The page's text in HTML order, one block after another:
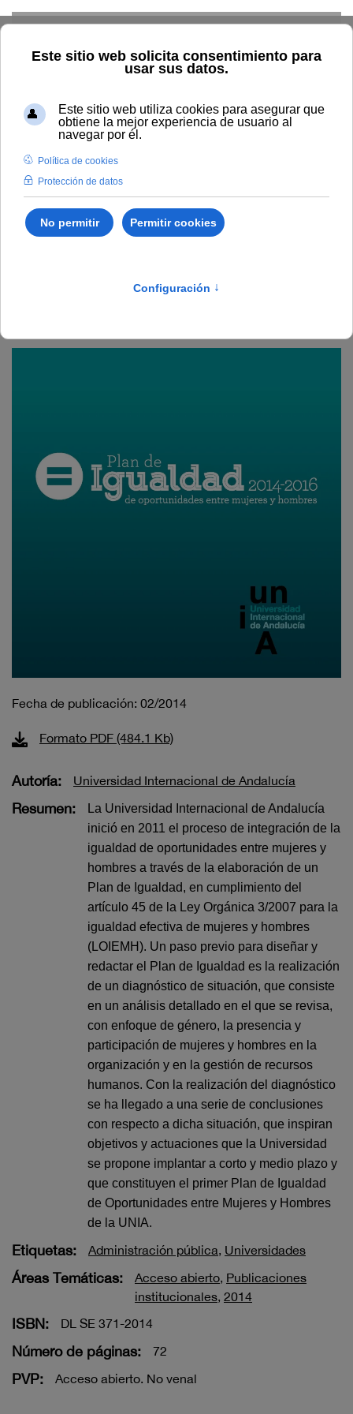
Inicio Estudiar Oferta académica
Publicaciones
Publicaciones institucionales
Plan de Igualdad de
oportunidades entre
mujeres y hombres 2014-
Fecha de publicación: 02/2014
Formato PDF (484.1 Kb)
Autoría: Universidad Internacional de Andalucía
Resumen:
La Universidad Internacional de Andalucía
inició en 2011 el proceso de integración de la
igualdad de oportunidades entre mujeres y
hombres a través de la elaboración de un
Plan de Igualdad, en cumplimiento del
artículo 45 de la Ley Orgánica 3/2007 para la
igualdad efectiva de mujeres y hombres
(LOIEMH). Un paso previo para diseñar y
redactar el Plan de Igualdad es la realización
de un diagnóstico de situación, que consiste
en un análisis detallado en el que se revisa,
con enfoque de género, la presencia y
participación de mujeres y hombres en la
organización y en la gestión de recursos
humanos. Con la realización del diagnóstico
se ha llegado a una serie de conclusiones
con respecto a dicha situación, que inspiran
objetivos y actuaciones que la Universidad
se propone implantar a corto y medio plazo y
que constituyen el primer Plan de Igualdad
de Oportunidades entre Mujeres y Hombres
de la UNIA.
Etiquetas: Administración pública, Universidades
Áreas Temáticas: Acceso abierto, Publicaciones
institucionales, 2014
ISBN: DL SE 371-2014
Número de páginas: 72
PVP: Acceso abierto. No venal